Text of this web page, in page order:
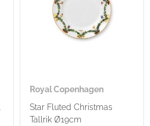
Royal Copenhagen
Star Fluted Christmas
Tallrik Ø19cm